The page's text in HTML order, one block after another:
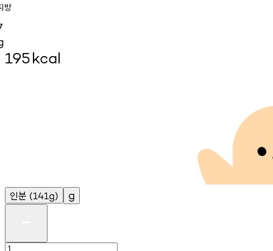
방
195kcal
인분 (141g) g